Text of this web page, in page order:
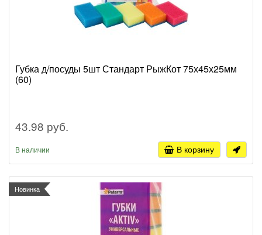
Губка д/посуды 5шт Стандарт РыжКот 75х45х25мм
(60)
43.98 руб.
В наличии В корзину
Новинка